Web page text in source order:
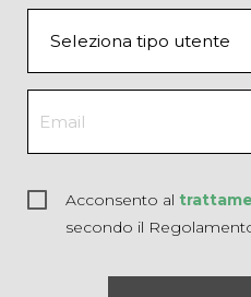
Acconsento al
secondo il